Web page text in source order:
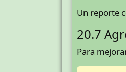
Un reporte
20.7
Para